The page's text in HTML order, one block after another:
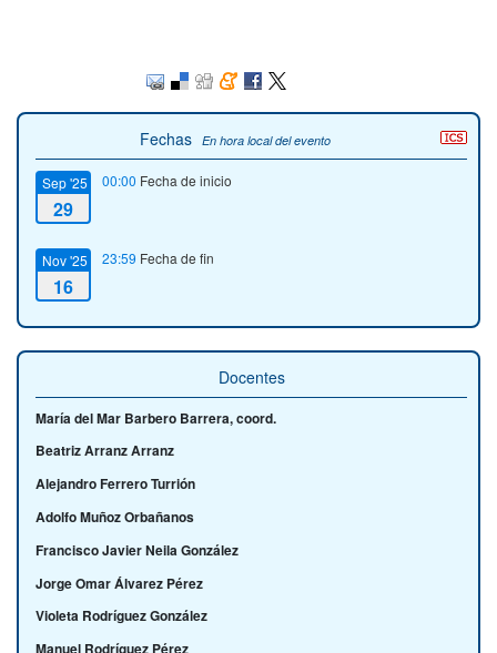
Fechas En hora local del evento
Sep '25
29
00:00 Fecha de inicio
Nov '25
16
23:59 Fecha de fin
Docentes
María del Mar Barbero Barrera, coord.
Beatriz Arranz Arranz
Alejandro Ferrero Turrión
Adolfo Muñoz Orbañanos
Francisco Javier Neila González
Jorge Omar Álvarez Pérez
Violeta Rodríguez González
Manuel Rodríguez Pérez